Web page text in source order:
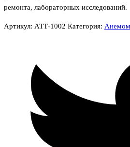
ремонта, лабораторных исследований.
Артикул: АТТ-1002 Категория: